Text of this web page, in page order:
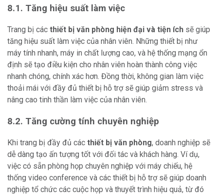
8.1. Tăng hiệu suất làm việc
Trang bị các thiết bị văn phòng hiện đại và tiện ích sẽ giúp
tăng hiệu suất làm việc của nhân viên. Những thiết bị như
máy tính nhanh, máy in chất lượng cao, và hệ thống mạng ổn
định sẽ tạo điều kiện cho nhân viên hoàn thành công việc
nhanh chóng, chính xác hơn. Đồng thời, không gian làm việc
thoải mái với đầy đủ thiết bị hỗ trợ sẽ giúp giảm stress và
nâng cao tinh thần làm việc của nhân viên.
8.2. Tăng cường tính chuyên nghiệp
Khi trang bị đầy đủ các thiết bị văn phòng, doanh nghiệp sẽ
dễ dàng tạo ấn tượng tốt với đối tác và khách hàng. Ví dụ,
việc có sẵn phòng họp chuyên nghiệp với máy chiếu, hệ
thống video conference và các thiết bị hỗ trợ sẽ giúp doanh
nghiệp tổ chức các cuộc họp và thuyết trình hiệu quả, từ đó